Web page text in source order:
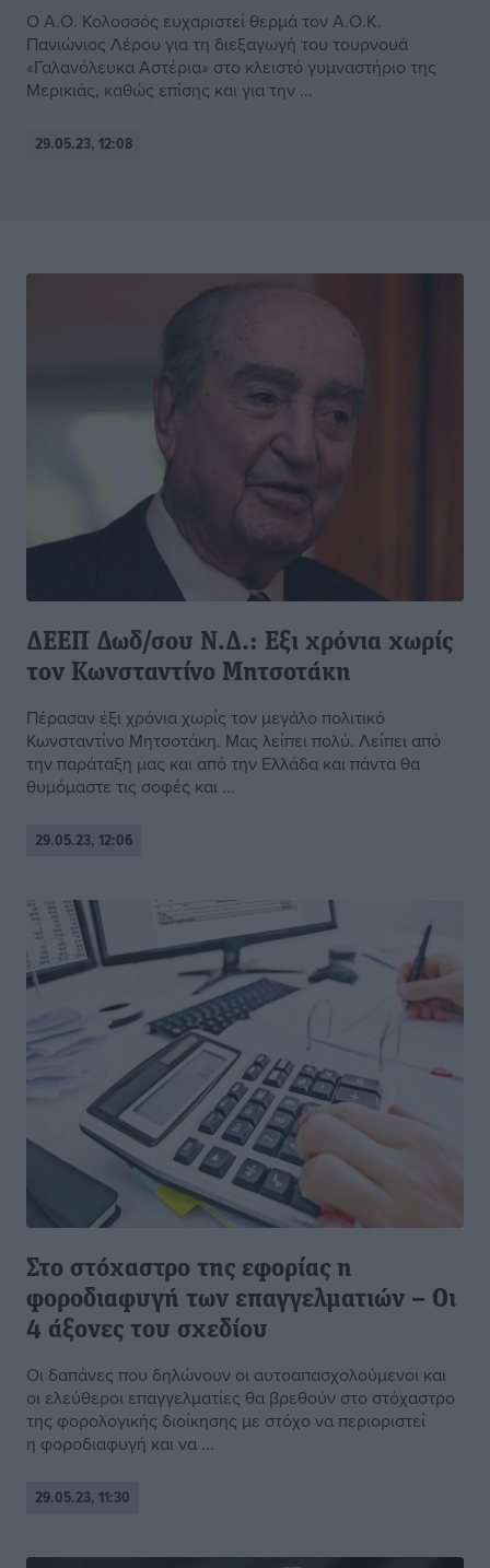
Ο Α.Ο. Κολοσσός ευχαριστεί θερμά τον Α.Ο.Κ.
Πανιώνιος Λέρου για τη διεξαγωγή του τουρνουά
«Γαλανόλευκα Αστέρια» στο κλειστό γυμναστήριο της
Μερικιάς, καθώς επίσης και για την ...
29.05.23, 12:08
ΔΕΕΠ Δωδ/σου Ν.Δ.: Εξι χρόνια χωρίς
τον Κωνσταντίνο Μητσοτάκη
Πέρασαν έξι χρόνια χωρίς τον μεγάλο πολιτικό
Κωνσταντίνο Μητσοτάκη. Μας λείπει πολύ. Λείπει από
την παράταξη μας και από την Ελλάδα και πάντα θα
θυμόμαστε τις σοφές και ...
29.05.23, 12:06
Στο στόχαστρο της εφορίας η
φοροδιαφυγή των επαγγελματιών – Οι
4 άξονες του σχεδίου
Οι δαπάνες που δηλώνουν οι αυτοαπασχολούμενοι και
οι ελεύθεροι επαγγελματίες θα βρεθούν στο στόχαστρο
της φορολογικής διοίκησης με στόχο να περιοριστεί
η φοροδιαφυγή και να ...
29.05.23, 11:30